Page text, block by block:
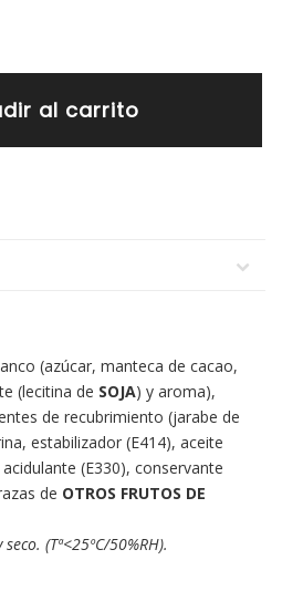
al carrito
(azúcar, manteca de cacao,
(lecitina de SOJA) y aroma),
de recubrimiento (jarabe de
estabilizador (E414), aceite
(E330), conservante
de OTROS FRUTOS DE
(Tª<25ºC/50%RH).